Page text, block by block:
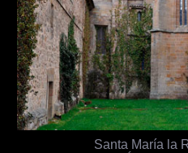
Santa María la